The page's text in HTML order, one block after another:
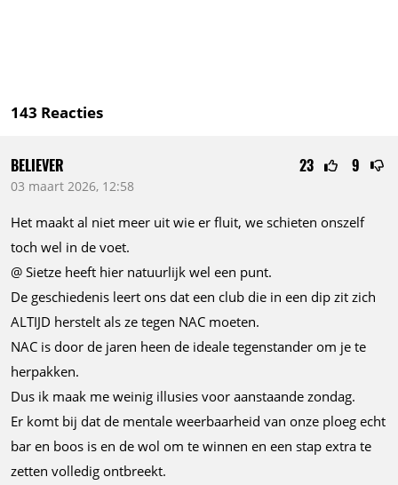
143 Reacties
23 9
BELIEVER
03 maart 2026, 12:58
Het maakt al niet meer uit wie er fluit, we schieten onszelf
toch wel in de voet.
@ Sietze heeft hier natuurlijk wel een punt.
De geschiedenis leert ons dat een club die in een dip zit zich
ALTIJD herstelt als ze tegen NAC moeten.
NAC is door de jaren heen de ideale tegenstander om je te
herpakken.
Dus ik maak me weinig illusies voor aanstaande zondag.
Er komt bij dat de mentale weerbaarheid van onze ploeg echt
bar en boos is en de wol om te winnen en een stap extra te
zetten volledig ontbreekt.